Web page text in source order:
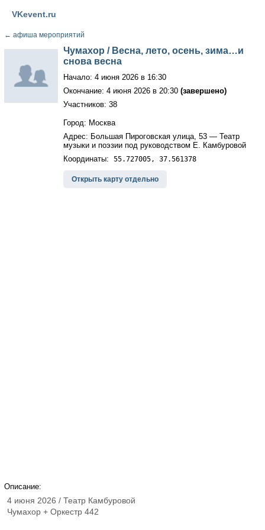
VKevent.ru
← афиша мероприятий
Чумахор / Весна, лето, осень, зима…и
снова весна
Начало: 4 июня 2026 в 16:30
Окончание: 4 июня 2026 в 20:30 (завершено)
Участников: 38
Город: Москва
Адрес: Большая Пироговская улица, 53 — Театр
музыки и поэзии под руководством Е. Камбуровой
Координаты: 55.727005, 37.561378
Открыть карту отдельно
Описание:
4 июня 2026 / Театр Камбуровой
Чумахор + Оркестр 442